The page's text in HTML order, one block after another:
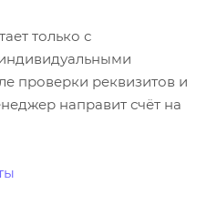
только с
проверки реквизитов и
направит счёт на